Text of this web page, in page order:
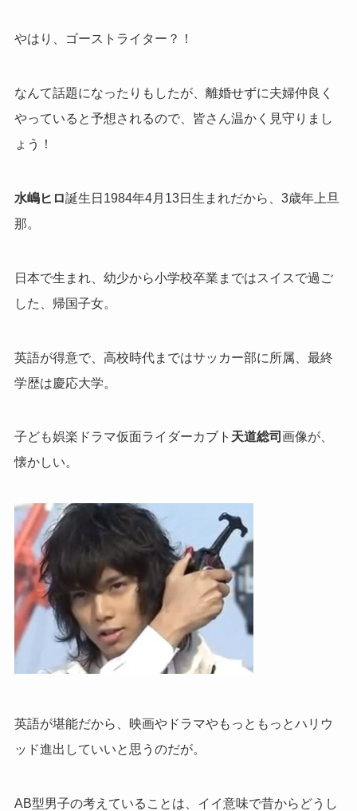
やはり、ゴーストライター？！
なんて話題になったりもしたが、離婚せずに夫婦仲良く
やっていると予想されるので、皆さん温かく見守りまし
ょう！
水嶋ヒロ誕生日1984年4月13日生まれだから、3歳年上旦
那。
日本で生まれ、幼少から小学校卒業まではスイスで過ご
した、帰国子女。
英語が得意で、高校時代まではサッカー部に所属、最終
学歴は慶応大学。
子ども娯楽ドラマ仮面ライダーカブト 天道総司 画像が、
懐かしい。
英語が堪能だから、映画やドラマやもっともっとハリウ
ッド進出していいと思うのだが。
AB型男子の考えていることは、イイ意味で昔からどうし